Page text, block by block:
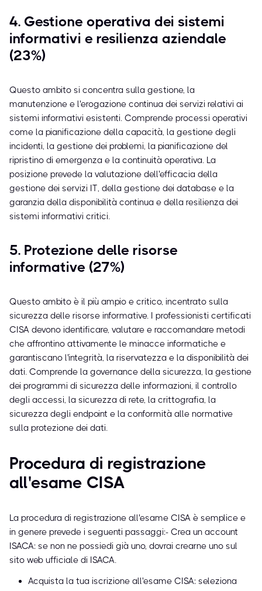
4. Gestione operativa dei sistemi
informativi e resilienza aziendale
(23%)
Questo ambito si concentra sulla gestione, la
manutenzione e l'erogazione continua dei servizi relativi ai
sistemi informativi esistenti. Comprende processi operativi
come la pianificazione della capacità, la gestione degli
incidenti, la gestione dei problemi, la pianificazione del
ripristino di emergenza e la continuità operativa. La
posizione prevede la valutazione dell'efficacia della
gestione dei servizi IT, della gestione dei database e la
garanzia della disponibilità continua e della resilienza dei
sistemi informativi critici.
5. Protezione delle risorse
informative (27%)
Questo ambito è il più ampio e critico, incentrato sulla
sicurezza delle risorse informative. I professionisti certificati
CISA devono identificare, valutare e raccomandare metodi
che affrontino attivamente le minacce informatiche e
garantiscano l'integrità, la riservatezza e la disponibilità dei
dati. Comprende la governance della sicurezza, la gestione
dei programmi di sicurezza delle informazioni, il controllo
degli accessi, la sicurezza di rete, la crittografia, la
sicurezza degli endpoint e la conformità alle normative
sulla protezione dei dati.
Procedura di registrazione
all'esame CISA
La procedura di registrazione all'esame CISA è semplice e
in genere prevede i seguenti passaggi:- Crea un account
ISACA: se non ne possiedi già uno, dovrai crearne uno sul
sito web ufficiale di ISACA.
Acquista la tua iscrizione all'esame CISA: seleziona